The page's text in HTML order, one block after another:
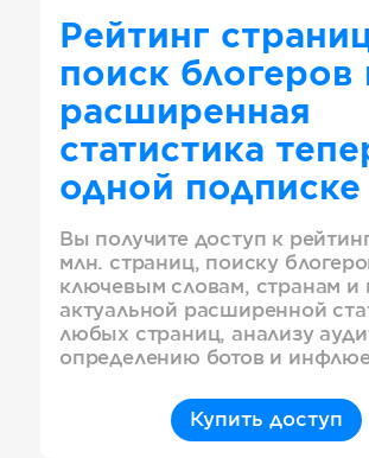
Рейтинг
поиск блогеров
расширенная
статистика
одной подписке
Вы получите доступ к
млн. страниц, поиску
ключевым словам, странам и
актуальной расширенной
любых страниц, анализу
определению ботов и
Купить доступ